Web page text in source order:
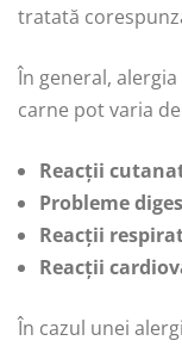
tratată
În general,
carne pot varia
Reacții
Probleme
Reacții
Reacții
În cazul unei